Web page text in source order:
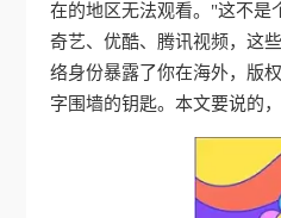
在的地区无法观看。"这不是
奇艺、优酷、腾讯视频，这
络身份暴露了你在海外，版
字围墙的钥匙。本文要说的